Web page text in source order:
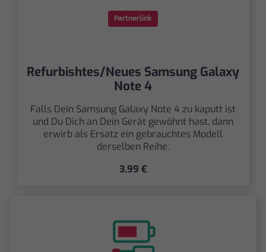
Partnerlink
Refurbishtes/Neues Samsung Galaxy
Note 4
Falls Dein Samsung Galaxy Note 4 zu kaputt ist
und Du Dich an Dein Gerät gewöhnt hast, dann
erwirb als Ersatz ein gebrauchtes Modell
derselben Reihe.
3,99 €